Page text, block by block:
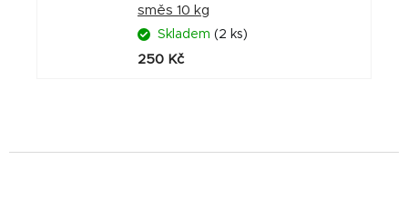
směs 10 kg
Skladem (2 ks)
250 Kč